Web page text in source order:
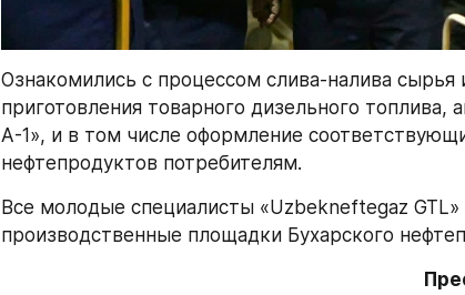
Ознакомились с процессом слива-налива
приготовления товарного дизельного топлива,
А-1», и в том числе оформление
нефтепродуктов потребителям.
Все молодые специалисты «Uzbekneftegaz GTL»
производственные площадки Бухарского